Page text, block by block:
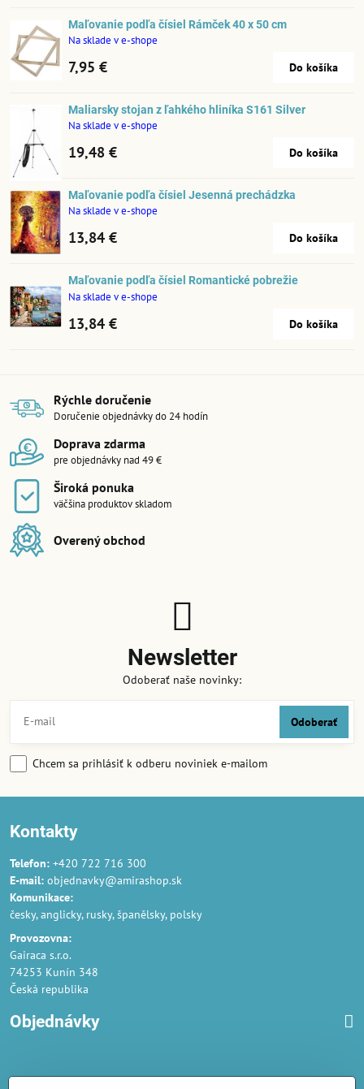
Maľovanie podľa čísiel Rámček 40 x 50 cm
Na sklade v e-shope
7,95 € Do košíka
Maliarsky stojan z ľahkého hliníka S161 Silver
Na sklade v e-shope
19,48 € Do košíka
Maľovanie podľa čísiel Jesenná prechádzka
Na sklade v e-shope
13,84 € Do košíka
Maľovanie podľa čísiel Romantické pobrežie
Na sklade v e-shope
13,84 € Do košíka
Rýchle doručenie
Doručenie objednávky do 24 hodín
Doprava zdarma
pre objednávky nad 49 €
Široká ponuka
väčšina produktov skladom
Overený obchod
Newsletter
Odoberať naše novinky:
Odoberať
Chcem sa prihlásiť k odberu noviniek e-mailom
Kontakty
Telefon: +420 722 716 300
E-mail: objednavky@amirashop.sk
Komunikace:
česky, anglicky, rusky, španělsky, polsky
Provozovna:
Gairaca s.r.o.
74253 Kunín 348
Česká republika
Objednávky